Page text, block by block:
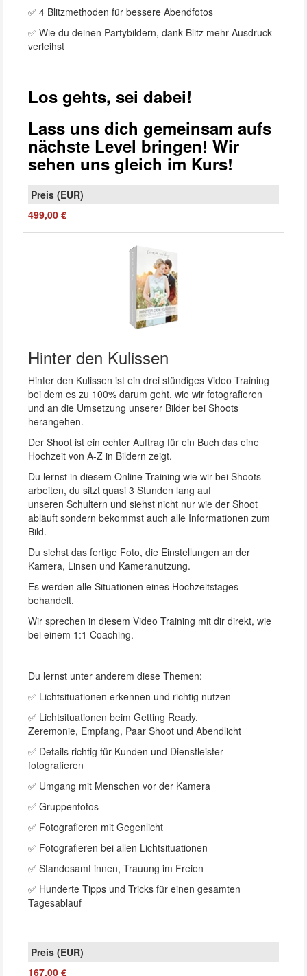
✅ 4 Blitzmethoden für bessere Abendfotos
✅ Wie du deinen Partybildern, dank Blitz mehr Ausdruck
verleihst
Los gehts, sei dabei!
Lass uns dich gemeinsam aufs
nächste Level bringen! Wir
sehen uns gleich im Kurs!
499,00 €
Hinter den Kulissen
Hinter den Kulissen ist ein drei stündiges Video Training
bei dem es zu 100% darum geht, wie wir fotografieren
und an die Umsetzung unserer Bilder bei Shoots
herangehen.
Der Shoot ist ein echter Auftrag für ein Buch das eine
Hochzeit von A-Z in Bildern zeigt.
Du lernst in diesem Online Training wie wir bei Shoots
arbeiten, du sitzt quasi 3 Stunden lang auf
unseren Schultern und siehst nicht nur wie der Shoot
abläuft sondern bekommst auch alle Informationen zum
Bild.
Du siehst das fertige Foto, die Einstellungen an der
Kamera, Linsen und Kameranutzung.
Es werden alle Situationen eines Hochzeitstages
behandelt.
Wir sprechen in diesem Video Training mit dir direkt, wie
bei einem 1:1 Coaching.
Du lernst unter anderem diese Themen:
✅ Lichtsituationen erkennen und richtig nutzen
✅ Lichtsituationen beim Getting Ready,
Zeremonie, Empfang, Paar Shoot und Abendlicht
✅ Details richtig für Kunden und Dienstleister
fotografieren
✅ Umgang mit Menschen vor der Kamera
✅ Gruppenfotos
✅ Fotografieren mit Gegenlicht
✅ Fotografieren bei allen Lichtsituationen
✅ Standesamt innen, Trauung im Freien
✅ Hunderte Tipps und Tricks für einen gesamten
Tagesablauf
167,00 €